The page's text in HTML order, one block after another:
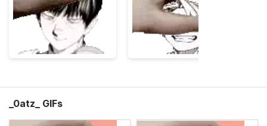
_0atz_ GIFs